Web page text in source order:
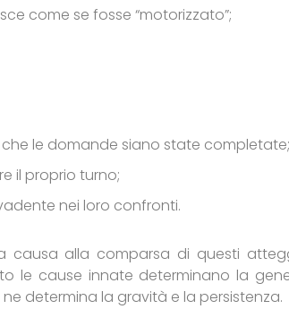
come se fosse “motorizzato”;
che le domande siano state completate;
il proprio turno;
nei loro confronti.
causa alla comparsa di questi
le cause innate determinano la
determina la gravità e la persistenza.